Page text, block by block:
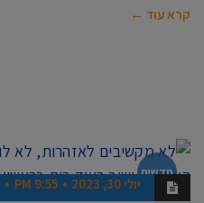
קרא עוד ←
חדשות
יולי 30, 2023 9:55 PM